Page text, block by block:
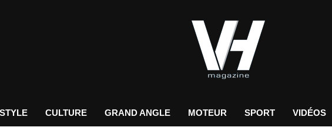
CULTURE GRAND ANGLE MOTEUR SPORT VIDÉOS